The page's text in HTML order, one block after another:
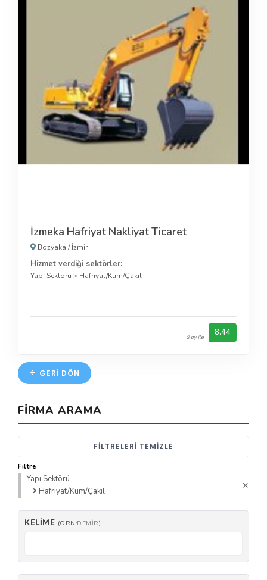
İzmeka Hafriyat Nakliyat Ticaret
Bozyaka /İzmir
Hizmet verdiği sektörler:
Yapı Sektörü > Hafriyat/Kum/Çakıl
9 oy ile 8.44
GERI DÖN
FIRMA ARAMA
FILTRELERI TEMIZLE
Filtre
Yapı Sektörü
Hafriyat/Kum/Çakıl
KELIME (ÖRN:DEMIR)